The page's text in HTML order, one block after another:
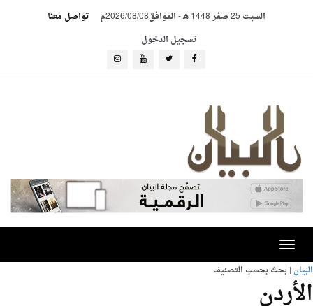
السبت 25 صفر 1448 هـ -الموافق2026/08/08م
تواصل معنا
تسجيل الدخول
Toggle
navigation البيان | بحث بحسب التصنيف
الأردن